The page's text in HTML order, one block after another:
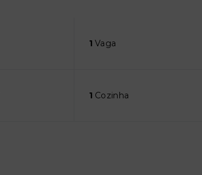
1 Vaga
1 Cozinha